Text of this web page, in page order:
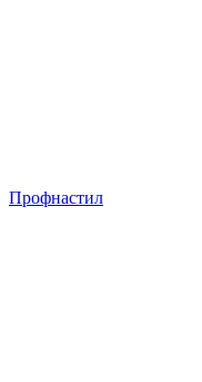
Профнастил